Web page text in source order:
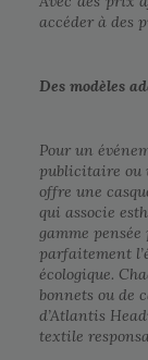
accéder à des
Des modèles
Pour un
publicitaire ou
offre une
qui associe
gamme
parfaitement
écologique.
bonnets ou de
d’Atlantis
textile